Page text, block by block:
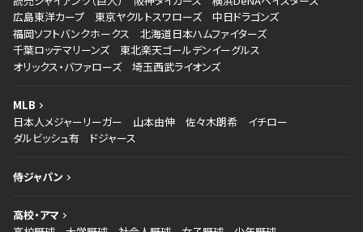
広島東洋カープ
東京ヤクルトスワローズ
中日ドラゴンズ
福岡ソフトバンクホークス
北海道日本ハムファイターズ
千葉ロッテマリーンズ
東北楽天ゴールデンイーグルス
オリックス・バファローズ
埼玉西武ライオンズ
MLB
日本人メジャーリーガー
山本由伸 佐々木朗希
イチロー
ダルビッシュ有
ドジャース
侍ジャパン
高校・アマ